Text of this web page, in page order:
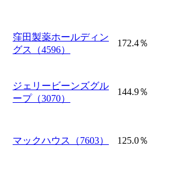
窪田製薬ホールディン
グス（4596）
172.4％
ジェリービーンズグル
ープ（3070）
144.9％
マックハウス（7603） 125.0％